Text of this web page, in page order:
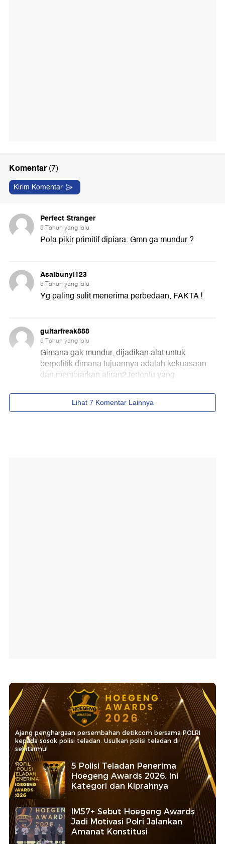
Ajang penghargaan persembahan detikcom bersama POLRI
kepada sosok polisi teladan. Usulkan polisi teladan di
sekitarmu!
5 Polisi Teladan Penerima
Hoegeng Awards 2026, Ini
Kategori dan Kiprahnya
IM57+ Sebut Hoegeng Awards
Jadi Motivasi Polri Jalankan
Amanat Konstitusi